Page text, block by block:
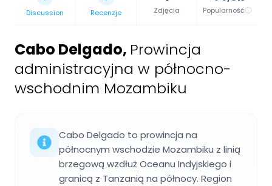
Discussion Recenzje Zdjęcia Popularność
Cabo Delgado, Prowincja
administracyjna w północno-
wschodnim Mozambiku
Cabo Delgado to prowincja na
północnym wschodzie Mozambiku z linią
brzegową wzdłuż Oceanu Indyjskiego i
granicą z Tanzanią na północy. Region